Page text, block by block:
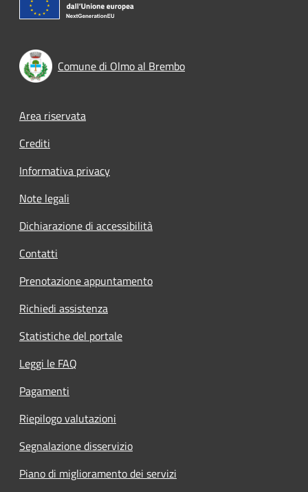
Comune di Olmo al Brembo
Footer menu
Area riservata
Crediti
Informativa privacy
Note legali
Dichiarazione di accessibilità
Contatti
Prenotazione appuntamento
Richiedi assistenza
Statistiche del portale
Leggi le FAQ
Pagamenti
Riepilogo valutazioni
Segnalazione disservizio
Piano di miglioramento dei servizi